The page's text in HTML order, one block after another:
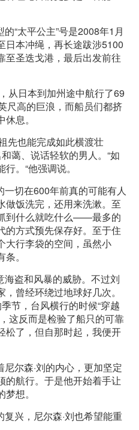
“太平公主”号是2008年1月
日本冲绳，再长途跋涉5100
至圣迭戈港，最后出发前往
从日本到加州途中航行了69
尺高的巨浪，而船员们都挤
息。
先也能完成如此横渡壮
蔼、说话轻软的男人。“如
。“他强调说。
切在600年前真的可能有人
做饭洗完，还用来洗漱。至
到什么就吃什么——最多的
的方式预先保存好。至于住
大行李袋的空间，虽然小
。
海盗和风暴的威胁。不过刘
曾经环绕过地球好几次。
节，台风横行的时候“穿越
这反而是检验了船只的可靠
松了，但自那时起，我便开
尔森·刘的内心，更加坚定
的航行。于是他开始着手让
想。
兴，尼尔森·刘也希望能重